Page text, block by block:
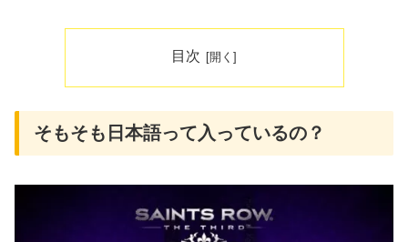
目次
そもそも日本語って入っているの？